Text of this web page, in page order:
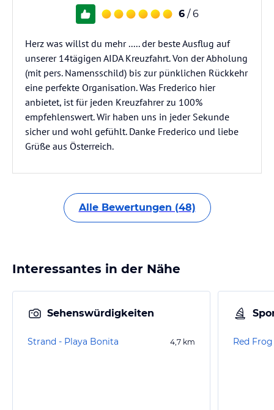
6 / 6
Herz was willst du mehr ..... der beste Ausflug auf
unserer 14tägigen AIDA Kreuzfahrt. Von der Abholung
(mit pers. Namensschild) bis zur pünklichen Rückkehr
eine perfekte Organisation. Was Frederico hier
anbietet, ist für jeden Kreuzfahrer zu 100%
empfehlenswert. Wir haben uns in jeder Sekunde
sicher und wohl gefühlt. Danke Frederico und liebe
Grüße aus Österreich.
Alle Bewertungen (48)
Interessantes in der Nähe
Sehenswürdigkeiten
Strand - Playa Bonita 4,7 km Red